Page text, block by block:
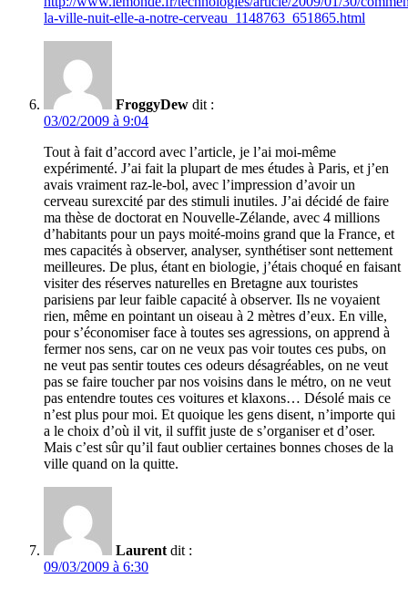
la-ville-nuit-elle-a-notre-cerveau_1148763_651865.html
FroggyDew dit :
03/02/2009 à 9:04
Tout à fait d’accord avec l’article, je l’ai moi-même
expérimenté. J’ai fait la plupart de mes études à Paris, et j’en
avais vraiment raz-le-bol, avec l’impression d’avoir un
cerveau surexcité par des stimuli inutiles. J’ai décidé de faire
ma thèse de doctorat en Nouvelle-Zélande, avec 4 millions
d’habitants pour un pays moité-moins grand que la France, et
mes capacités à observer, analyser, synthétiser sont nettement
meilleures. De plus, étant en biologie, j’étais choqué en faisant
visiter des réserves naturelles en Bretagne aux touristes
parisiens par leur faible capacité à observer. Ils ne voyaient
rien, même en pointant un oiseau à 2 mètres d’eux. En ville,
pour s’économiser face à toutes ses agressions, on apprend à
fermer nos sens, car on ne veux pas voir toutes ces pubs, on
ne veut pas sentir toutes ces odeurs désagréables, on ne veut
pas se faire toucher par nos voisins dans le métro, on ne veut
pas entendre toutes ces voitures et klaxons… Désolé mais ce
n’est plus pour moi. Et quoique les gens disent, n’importe qui
a le choix d’où il vit, il suffit juste de s’organiser et d’oser.
Mais c’est sûr qu’il faut oublier certaines bonnes choses de la
ville quand on la quitte.
Laurent dit :
09/03/2009 à 6:30